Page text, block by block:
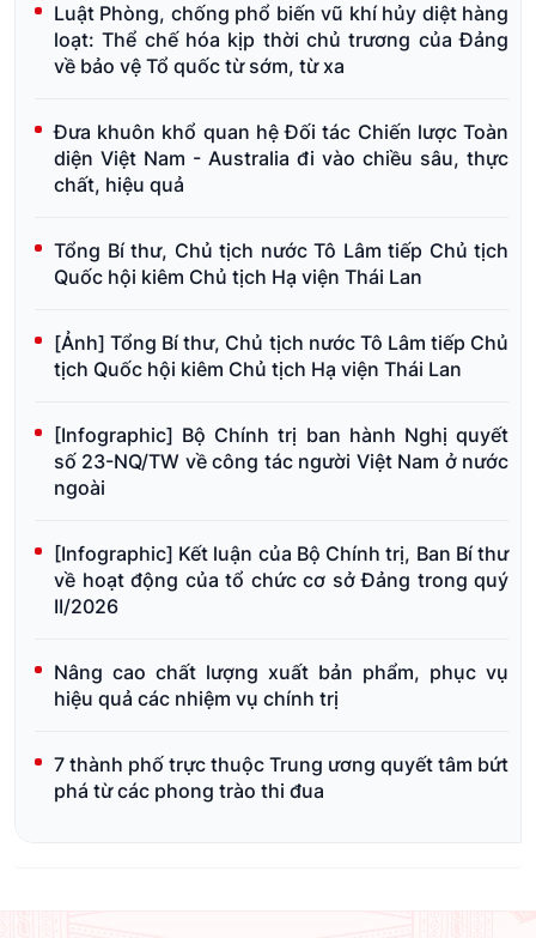
Luật Phòng, chống phổ biến vũ khí hủy diệt hàng
loạt: Thể chế hóa kịp thời chủ trương của Đảng
về bảo vệ Tổ quốc từ sớm, từ xa
Đưa khuôn khổ quan hệ Đối tác Chiến lược Toàn
diện Việt Nam - Australia đi vào chiều sâu, thực
chất, hiệu quả
Tổng Bí thư, Chủ tịch nước Tô Lâm tiếp Chủ tịch
Quốc hội kiêm Chủ tịch Hạ viện Thái Lan
[Ảnh] Tổng Bí thư, Chủ tịch nước Tô Lâm tiếp Chủ
tịch Quốc hội kiêm Chủ tịch Hạ viện Thái Lan
[Infographic] Bộ Chính trị ban hành Nghị quyết
số 23-NQ/TW về công tác người Việt Nam ở nước
ngoài
[Infographic] Kết luận của Bộ Chính trị, Ban Bí thư
về hoạt động của tổ chức cơ sở Đảng trong quý
II/2026
Nâng cao chất lượng xuất bản phẩm, phục vụ
hiệu quả các nhiệm vụ chính trị
7 thành phố trực thuộc Trung ương quyết tâm bứt
phá từ các phong trào thi đua